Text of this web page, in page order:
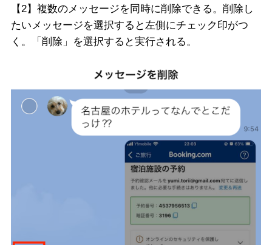
【2】複数のメッセージを同時に削除できる。削除し
たいメッセージを選択すると左側にチェック印がつ
く。「削除」を選択すると実行される。